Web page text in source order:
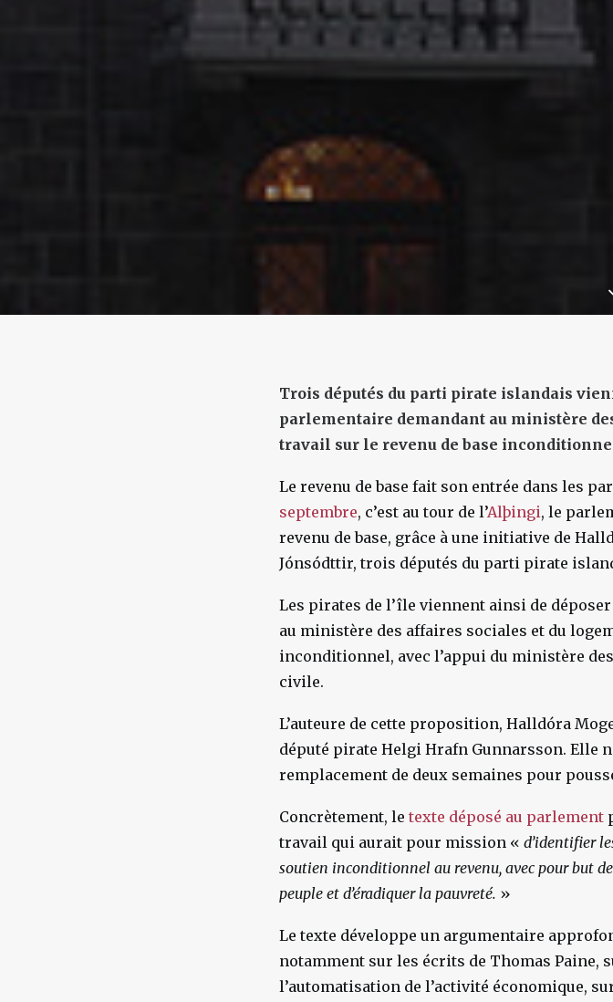
Trois députés du parti pirate islandais
parlementaire demandant au ministère
travail sur le revenu de base
Le revenu de base fait son entrée dans les
septembre, c’est au tour de l’Alþingi, le
revenu de base, grâce à une initiative de
Jónsódttir, trois députés du parti pirate
Les pirates de l’île viennent ainsi de
au ministère des affaires sociales et du
inconditionnel, avec l’appui du ministère
civile.
L’auteure de cette proposition, Halldóra
député pirate Helgi Hrafn Gunnarsson. Elle
remplacement de deux semaines pour
Concrètement, le texte déposé au parlement
travail qui aurait pour mission « d’identifier
soutien inconditionnel au revenu, avec pour but
peuple et d’éradiquer la pauvreté. »
Le texte développe un argumentaire
notamment sur les écrits de Thomas Paine,
l’automatisation de l’activité économique,